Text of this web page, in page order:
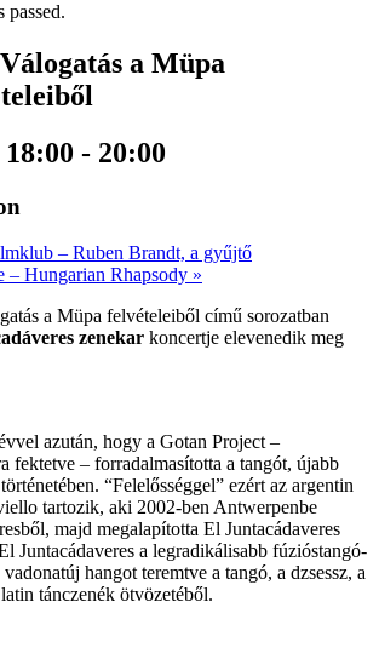
passed.
a Müpa
18:00 - 20:00
– Ruben Brandt, a gyűjtő
– Hungarian Rhapsody »
a Müpa felvételeiből című sorozatban
zenekar koncertje elevenedik meg
azután, hogy a Gotan Project –
fektetve – forradalmasította a tangót, újabb
“Felelősséggel” ezért az argentin
tartozik, aki 2002-ben Antwerpenbe
majd megalapította El Juntacádaveres
Juntacádaveres a legradikálisabb fúzióstangó-
hangot teremtve a tangó, a dzsessz, a
tánczenék ötvözetéből.